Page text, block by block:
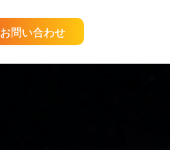
お問い合わせ